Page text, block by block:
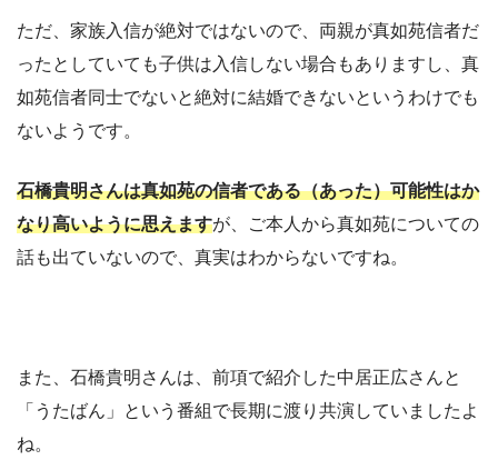
ただ、家族入信が絶対ではないので、両親が真如苑信者だ
ったとしていても子供は入信しない場合もありますし、真
如苑信者同士でないと絶対に結婚できないというわけでも
ないようです。
石橋貴明さんは真如苑の信者である（あった）可能性はか
なり高いように思えますが、ご本人から真如苑についての
話も出ていないので、真実はわからないですね。
また、石橋貴明さんは、前項で紹介した中居正広さんと
「うたばん」という番組で長期に渡り共演していましたよ
ね。